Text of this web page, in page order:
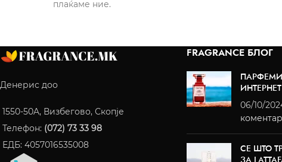
плаќаме ние.
Денерис доо
1550-50A, Визбегово, Скопје
Телефон: (072) 73 33 98
ЕДБ: 4057016535008
FRAGRANCE БЛОГ
06/10/
СЕ ШТО
ЗА